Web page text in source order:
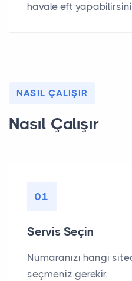
havale eft
NASIL ÇALIŞIR
Nasıl Çalışır
01
Servis Seçin
Numaranızı hangi
seçmeniz gerekir.